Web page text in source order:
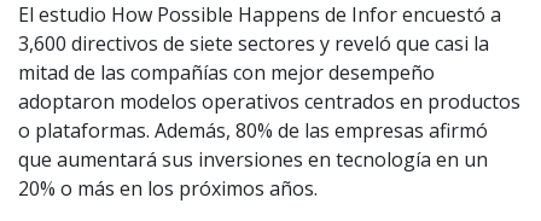
El estudio How Possible Happens de Infor encuestó a
3,600 directivos de siete sectores y reveló que casi la
mitad de las compañías con mejor desempeño
adoptaron modelos operativos centrados en productos
o plataformas. Además, 80% de las empresas afirmó
que aumentará sus inversiones en tecnología en un
20% o más en los próximos años.